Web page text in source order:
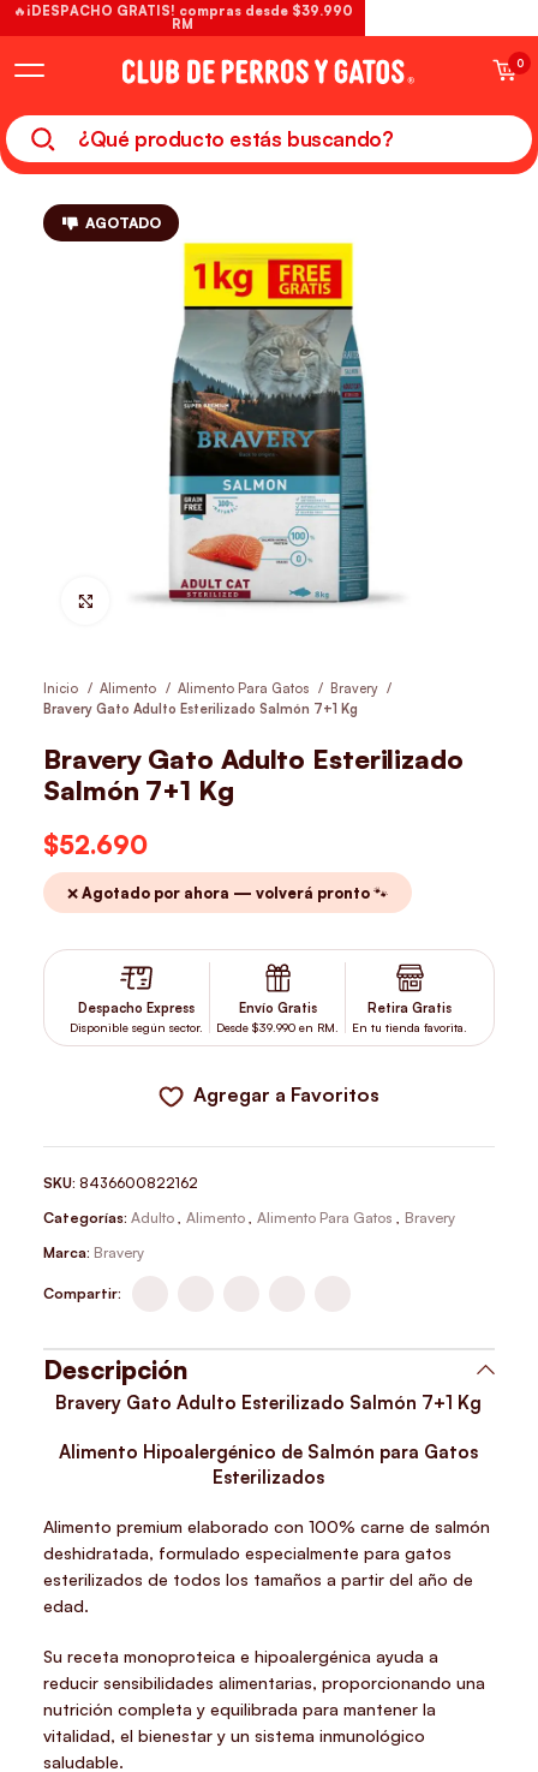
0
AGOTADO
Hacer Zoom
Inicio Alimento Alimento Para Gatos
Bravery
Bravery Gato Adulto Esterilizado Salmón 7+1 Kg
Bravery Gato Adulto Esterilizado
Salmón 7+1 Kg
$52.690
❌ Agotado por ahora — volverá pronto 🐾
Despacho Express
Disponible según sector.
Envío Gratis
Desde $39.990 en RM.
Retira Gratis
En tu tienda favorita.
Agregar a Favoritos
SKU:8436600822162
Categorías: Adulto Alimento Alimento Para Gatos
Bravery
Marca: Bravery
Compartir:
Descripción
Bravery Gato Adulto Esterilizado Salmón 7+1 Kg
Alimento Hipoalergénico de Salmón para Gatos
Esterilizados
Alimento premium elaborado con100% carne de salmón
deshidratada, formulado especialmente para gatos
esterilizados de todos los tamaños a partir del año de
edad.
Su receta monoproteica e hipoalergénica ayuda a
reducir sensibilidades alimentarias, proporcionando una
nutrición completa y equilibrada para mantener la
vitalidad, el bienestar y un sistema inmunológico
saludable.
🔥¡DESPACHO GRATIS! compras desde $39.990
RM